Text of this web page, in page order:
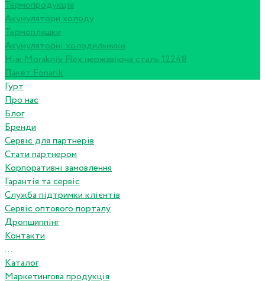
Термопродукція
Акумулятори холоду
Термопляшки
Акумуляторні холодильники
Ніж Morakniv Flex нержавіюча сталь 12248
Пакет Fonarik
Гурт
Про нас
Блог
Бренди
Сервіс для партнерів
Стати партнером
Корпоративні замовлення
Гарантія та сервіс
Служба підтримки клієнтів
Сервіс оптового порталу
Дропшиппінг
Контакти
...
Каталог
Маркетингова продукція